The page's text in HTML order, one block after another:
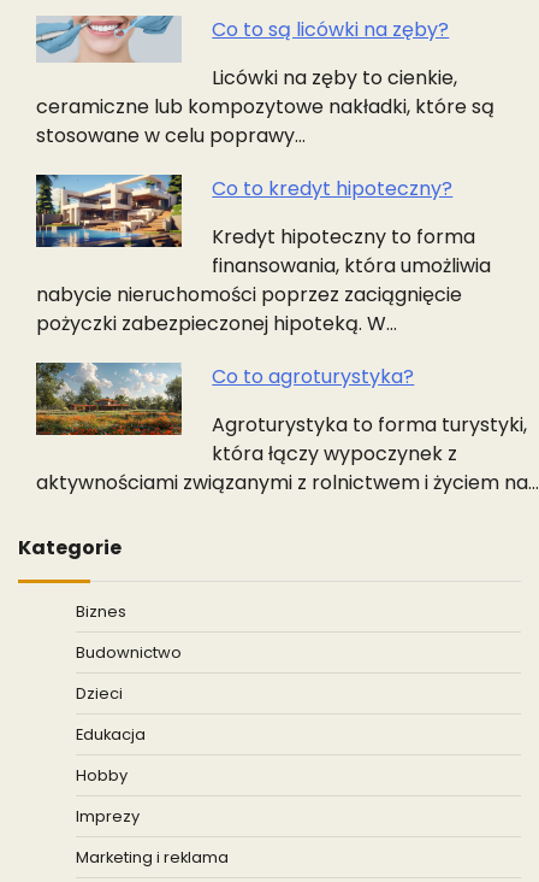
Co to są licówki na zęby?
Licówki na zęby to cienkie,
ceramiczne lub kompozytowe nakładki, które są
stosowane w celu poprawy…
Co to kredyt hipoteczny?
Kredyt hipoteczny to forma
finansowania, która umożliwia
nabycie nieruchomości poprzez zaciągnięcie
pożyczki zabezpieczonej hipoteką. W…
Co to agroturystyka?
Agroturystyka to forma turystyki,
która łączy wypoczynek z
aktywnościami związanymi z rolnictwem i życiem na…
Kategorie
Biznes
Budownictwo
Dzieci
Edukacja
Hobby
Imprezy
Marketing i reklama